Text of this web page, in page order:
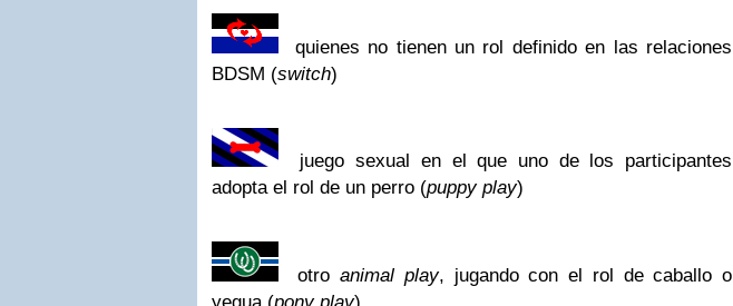
quienes no tienen un rol definido en las relaciones
BDSM (switch)
juego sexual en el que uno de los participantes
adopta el rol de un perro (puppy play)
otroanimal play, jugando con el rol de caballo o